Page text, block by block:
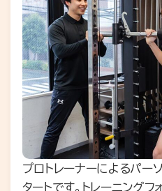
プロトレーナーによるパー
タートです。トレーニングフ